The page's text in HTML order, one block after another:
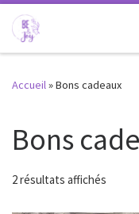
Passer au contenu
Accueil»Bons cadeaux
Bons
2 résultats affichés Trié